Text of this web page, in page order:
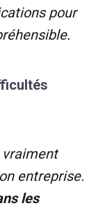
pour
vraiment
entreprise.
les